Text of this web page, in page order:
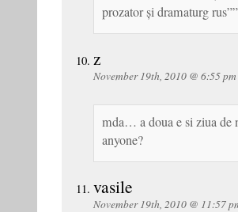
prozator și dramaturg
z
November 19th, 2010 @ 6:55 pm
mda… a doua e si ziua de
anyone?
vasile
November 19th, 2010 @ 11:57